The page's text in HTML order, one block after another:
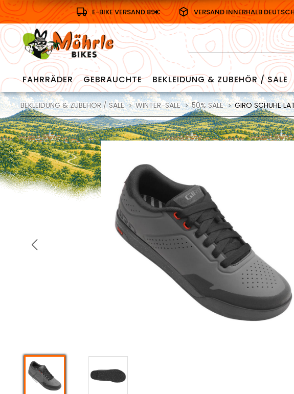
E-BIKE VERSAND 89€ VERSAND INNERHALB
FAHRRÄDER GEBRAUCHTE BEKLEIDUNG & ZUBEHÖR / SALE
BEKLEIDUNG & ZUBEHÖR / SALE WINTER-SALE 50% SALE GIRO SCHUHE